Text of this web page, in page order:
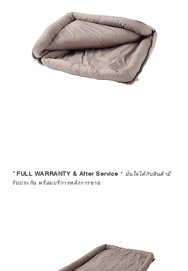
*FULL WARRANTY & After Service * มั่นใจได้กับสินค้ามี
รับประกัน พร้อมบริการหลังการขาย